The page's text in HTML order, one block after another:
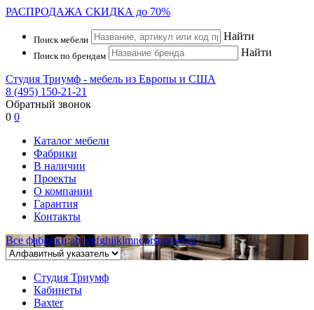
РАСПРОДАЖА СКИДКА до 70%
Поиск мебели Найти
Поиск по брендам Найти
Студия Триумф - мебель из Европы и США
8 (495) 150-21-21
Обратный звонок
0 0
Каталог мебели
Фабрики
В наличии
Проекты
О компании
Гарантия
Контакты
Все фабрики:abcdefghijklmnoprstuvwxyz
Студия Триумф
Кабинеты
Baxter